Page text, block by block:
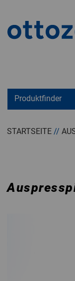
Springen zu
STARTSEITE //